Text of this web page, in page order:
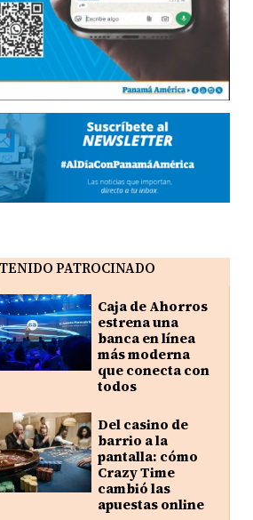
PATROCINADO
Caja de Ahorros
estrena una
banca en línea
más moderna
que conecta con
todos
Del casino de
barrio a la
pantalla: cómo
Crazy Time
cambió las
apuestas online